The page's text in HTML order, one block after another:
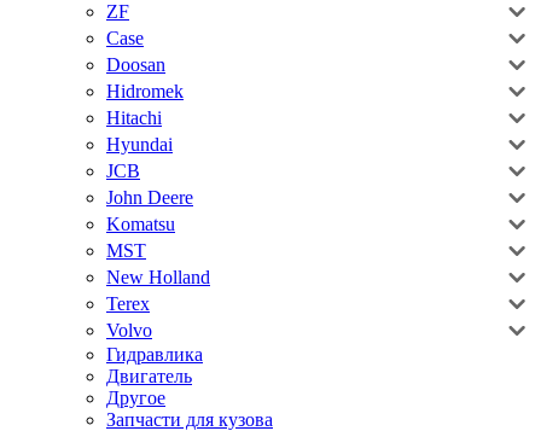
ZF
Case
Doosan
Hidromek
Hitachi
Hyundai
JCB
John Deere
Komatsu
MST
New Holland
Terex
Volvo
Гидравлика
Двигатель
Другое
Запчасти для кузова